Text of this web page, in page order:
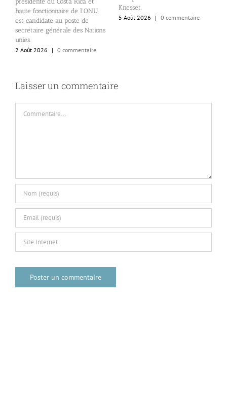
haute fonctionnaire de l’ONU,
est candidate au poste de
secrétaire générale des Nations
unies.
2 Août 2026
| 0 commentaire
Knesset.
5 Août 2026
| 0 commentaire
Laisser un commentaire